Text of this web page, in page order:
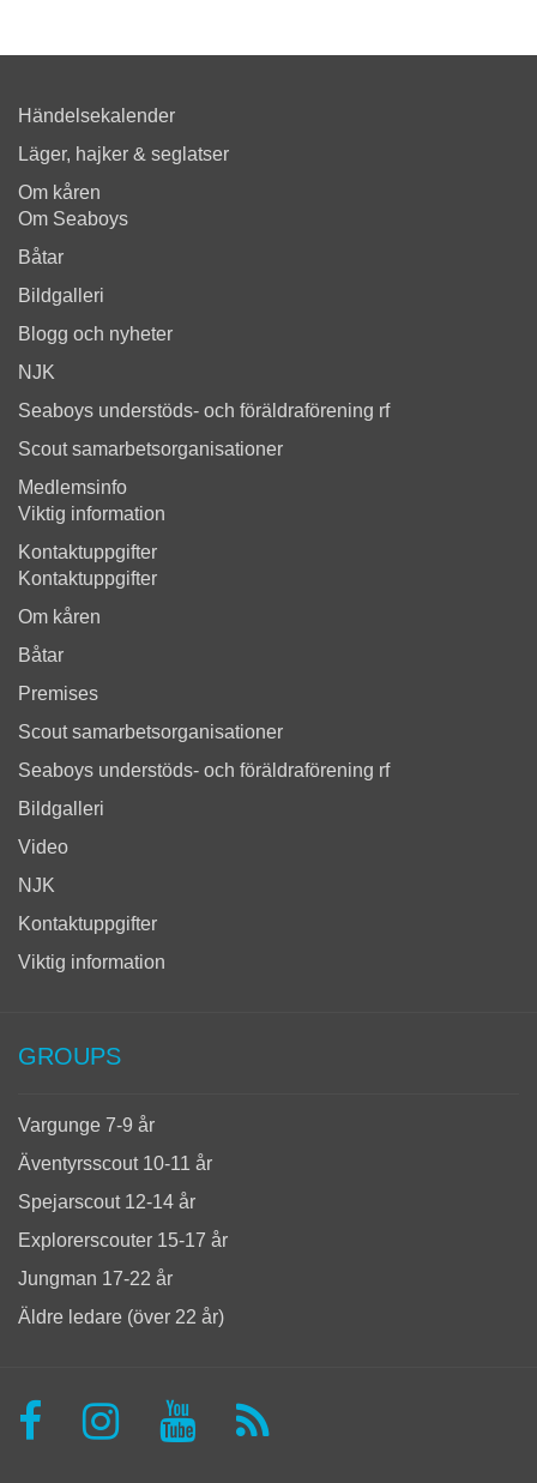
Händelsekalender
Läger, hajker & seglatser
Om kåren
Om Seaboys
Båtar
Bildgalleri
Blogg och nyheter
NJK
Seaboys understöds- och föräldraförening rf
Scout samarbetsorganisationer
Medlemsinfo
Viktig information
Kontaktuppgifter
Kontaktuppgifter
Om kåren
Båtar
Premises
Scout samarbetsorganisationer
Seaboys understöds- och föräldraförening rf
Bildgalleri
Video
NJK
Kontaktuppgifter
Viktig information
GROUPS
Vargunge 7-9 år
Äventyrsscout 10-11 år
Spejarscout 12-14 år
Explorerscouter 15-17 år
Jungman 17-22 år
Äldre ledare (över 22 år)